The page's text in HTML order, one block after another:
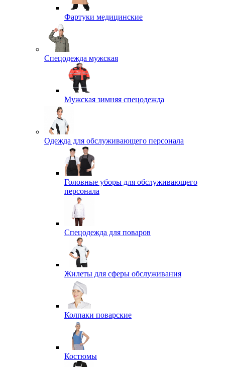
Фартуки медицинские
Спецодежда мужская
Мужская зимняя спецодежда
Одежда для обслуживающего персонала
Головные уборы для обслуживающего
персонала
Спецодежда для поваров
Жилеты для сферы обслуживания
Колпаки поварские
Костюмы